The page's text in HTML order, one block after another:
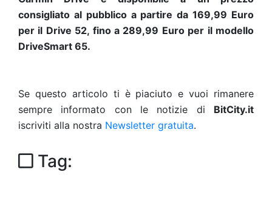
consigliato al pubblico a partire da 169,99 Euro
per il Drive 52, fino a 289,99 Euro per il modello
DriveSmart 65.
Se questo articolo ti è piaciuto e vuoi rimanere
sempre informato con le notizie di BitCity.it
iscriviti alla nostra Newsletter gratuita.
Tag: